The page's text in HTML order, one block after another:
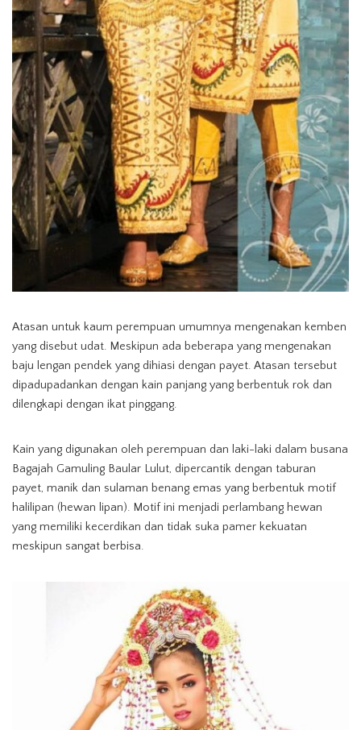
Atasan untuk kaum perempuan umumnya mengenakan kemben
yang disebut udat. Meskipun ada beberapa yang mengenakan
baju lengan pendek yang dihiasi dengan payet. Atasan tersebut
dipadupadankan dengan kain panjang yang berbentuk rok dan
dilengkapi dengan ikat pinggang.
Kain yang digunakan oleh perempuan dan laki-laki dalam busana
Bagajah Gamuling Baular Lulut, dipercantik dengan taburan
payet, manik dan sulaman benang emas yang berbentuk motif
halilipan (hewan lipan). Motif ini menjadi perlambang hewan
yang memiliki kecerdikan dan tidak suka pamer kekuatan
meskipun sangat berbisa.